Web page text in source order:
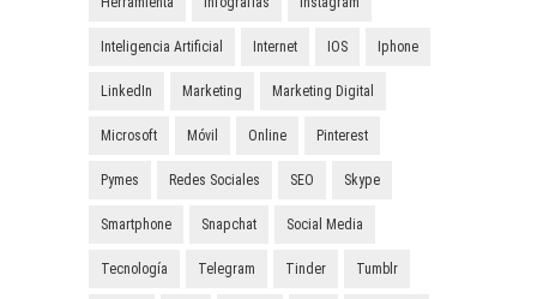
Inteligencia Artificial Internet IOS Iphone
LinkedIn Marketing Marketing Digital
Microsoft Móvil Online Pinterest
Pymes Redes Sociales SEO Skype
Smartphone Snapchat Social Media
Tecnología Telegram Tinder Tumblr